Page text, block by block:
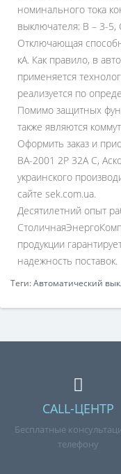
номинального тока
выключателя: В – 3-5,
Отключающая
кА. Как правило, в
применяется
реализуется по
Помимо защитных
также являются
Оформить заказ и
ВА-2001 2P 32А С,
украинского
сайте sek.com.ua.
Десятилетний опыт
продукции
надежность поставок.
Теги:Автоматический
CALL-ЦЕНТР
Бесплатные
телефону